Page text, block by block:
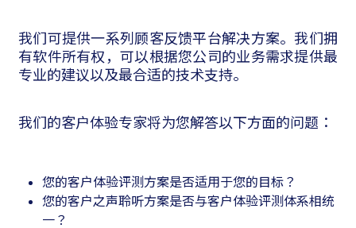
我们可提供一系列顾客反馈平台解决方案。我们拥
有软件所有权，可以根据您公司的业务需求提供最
专业的建议以及最合适的技术支持。
我们的客户体验专家将为您解答以下方面的问题：
您的客户体验评测方案是否适用于您的目标？
您的客户之声聆听方案是否与客户体验评测体系相统
一？